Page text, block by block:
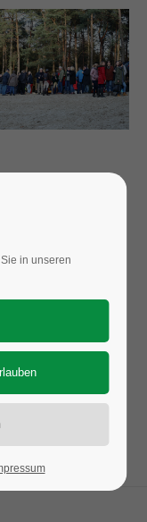
7 8
9
in unseren